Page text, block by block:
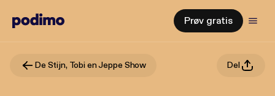
Prøv gratis
De Stijn, Tobi en Jeppe Show Del